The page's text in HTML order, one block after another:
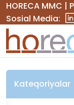
HORECA MMC
Sosial Media:
Kateqoriyalar